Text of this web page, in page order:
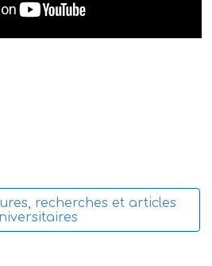
recherches et articles